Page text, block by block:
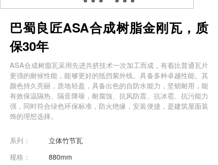
巴蜀良匠ASA合成树脂金刚瓦，质
保30年
ASA合成树脂瓦采用先进共挤技术一次加工而成，有着比普通瓦片
更强的耐候性能，能够更好的抵挡紫外线。具备多种卓越性能。其
颜色持久亮丽，质地轻盈，具备出色的自防水能力，坚韧耐用，能
有效保温隔热、隔音降噪，耐腐蚀、抗风防震、抗冰雹、抗污能力
强，同时符合绿色环保标准，防火绝缘，安装便捷，是建筑屋面装
饰的理想选择。
系列：
立体竹节瓦
规格：
880mm